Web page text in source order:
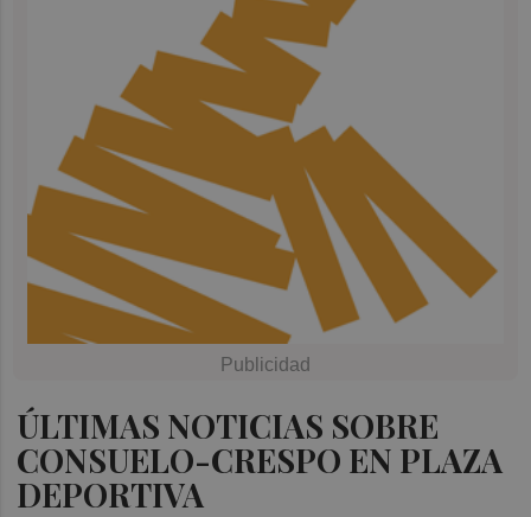
ÚLTIMAS NOTICIAS SOBRE
CONSUELO-CRESPO EN PLAZA
DEPORTIVA